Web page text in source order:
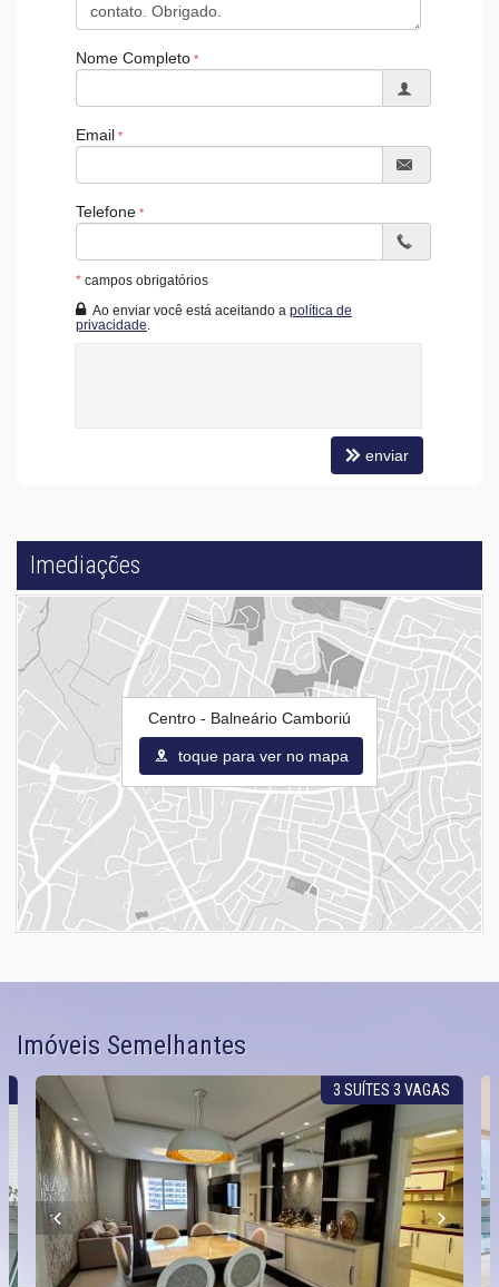
Nome Completo
Email
Telefone
* campos obrigatórios
Ao enviar você está aceitando a política de
privacidade
enviar
Imediações
Centro - Balneário Camboriú
toque para ver no mapa
Imóveis Semelhantes
3 SUÍTES 3 VAGAS